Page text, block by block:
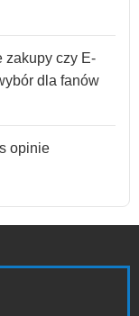
zakupy czy E-
dla fanów
opinie